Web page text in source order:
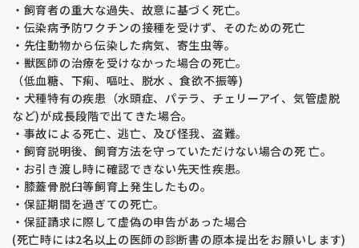
・飼育者の重大な過失、故意に基づく死亡。
・伝染病予防ワクチンの接種を受けず、そのための死亡
・先住動物から伝染した病気、寄生虫等。
・獣医師の治療を受けなかった場合の死亡。
（低血糖、下痢、嘔吐、脱水 、食欲不振等)
・犬種特有の疾患（水頭症、パテラ、チェリーアイ、気管虚脱
など)が成長段階で出てきた場合。
・事故による死亡、逃亡、及び怪我、盗難。
・飼育説明後、飼育方法を守っていただけない場合の死 亡。
・お引き渡し時に確認できない先天性疾患。
・膝蓋骨脱臼等飼育上発生したもの。
・保証期間を過ぎての死亡。
・保証請求に際して虚偽の申告があった場合
(死亡時には2名以上の医師の診断書の原本提出をお願いします)